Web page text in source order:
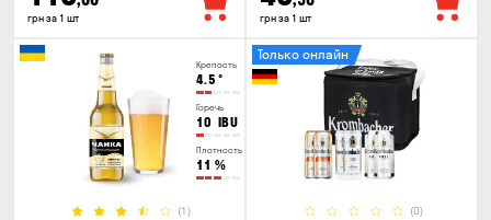
грн за 1 шт грн за 1 шт
Крепость
4.5 °
Горечь
10 IBU
Плотность
11 %
(1) (0)
Только онлайн